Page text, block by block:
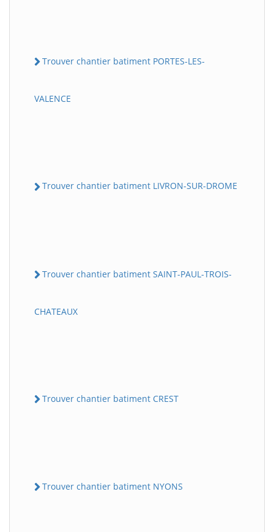
Trouver chantier batiment PORTES-LES-
VALENCE
Trouver chantier batiment LIVRON-SUR-DROME
Trouver chantier batiment SAINT-PAUL-TROIS-
CHATEAUX
Trouver chantier batiment CREST
Trouver chantier batiment NYONS